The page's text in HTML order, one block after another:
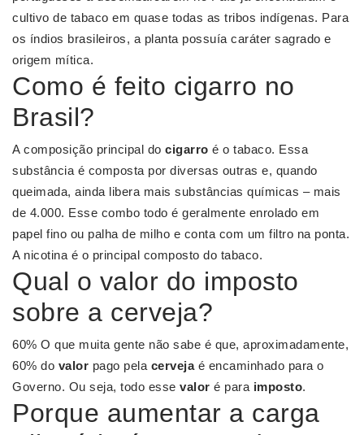
cultivo de tabaco em quase todas as tribos indígenas. Para
os índios brasileiros, a planta possuía caráter sagrado e
origem mítica.
Como é feito cigarro no
Brasil?
A composição principal do cigarro é o tabaco. Essa
substância é composta por diversas outras e, quando
queimada, ainda libera mais substâncias químicas – mais
de 4.000. Esse combo todo é geralmente enrolado em
papel fino ou palha de milho e conta com um filtro na ponta.
A nicotina é o principal composto do tabaco.
Qual o valor do imposto
sobre a cerveja?
60% O que muita gente não sabe é que, aproximadamente,
60% do valor pago pela cervejaé encaminhado para o
Governo. Ou seja, todo esse valor é para imposto.
Porque aumentar a carga